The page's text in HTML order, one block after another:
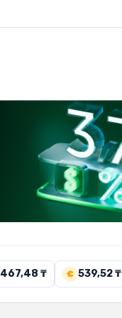
467,48 ₸ € 539,52 ₸